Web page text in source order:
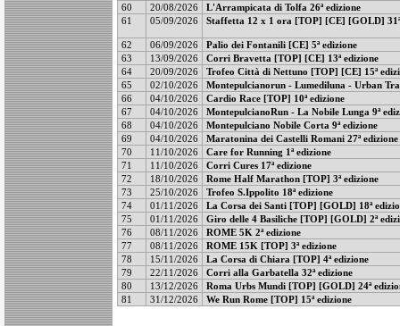
60 20/08/2026
L'Arrampicata di Tolfa 26ª edizione
61
05/09/2026 Staffetta 12 x 1 ora [TOP] [CE] [GOLD]
62 06/09/2026
Palio dei Fontanili [CE] 5ª edizione
63
13/09/2026
Corri Bravetta [TOP] [CE] 13ª edizione
64
20/09/2026
Trofeo Città di Nettuno [TOP] [CE] 15ª
65
02/10/2026
Montepulcianorun - Lumediluna - Urban
66
04/10/2026
Cardio Race [TOP] 10ª edizione
67
04/10/2026
MontepulcianoRun - La Nobile Lunga 9ª
68
04/10/2026
Montepulciano Nobile Corta 9ª edizione
69
04/10/2026
Maratonina dei Castelli Romani 27ª edizione
70
11/10/2026
Care for Running 1ª edizione
71
11/10/2026
Corri Cures 17ª edizione
72
18/10/2026
Rome Half Marathon [TOP] 3ª edizione
73
25/10/2026
Trofeo S.Ippolito 18ª edizione
74
01/11/2026
La Corsa dei Santi [TOP] [GOLD] 18ª
75
01/11/2026
Giro delle 4 Basiliche [TOP] [GOLD] 2ª
76
08/11/2026
ROME 5K 2ª edizione
77
08/11/2026
ROME 15K [TOP] 3ª edizione
78
15/11/2026
La Corsa di Chiara [TOP] 4ª edizione
79
22/11/2026
Corri alla Garbatella 32ª edizione
80
13/12/2026
Roma Urbs Mundi [TOP] [GOLD] 24ª
81
31/12/2026 We Run Rome [TOP] 15ª edizione